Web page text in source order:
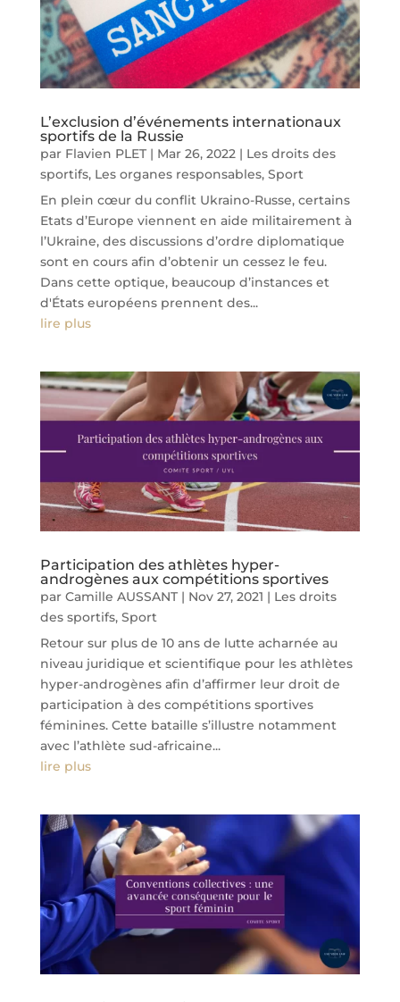
L’exclusion d’événements internationaux
sportifs de la Russie
par Flavien PLET| Mar 26, 2022| Les droits des
sportifs, Les organes responsables, Sport
En plein cœur du conflit Ukraino-Russe, certains
Etats d’Europe viennent en aide militairement à
l’Ukraine, des discussions d’ordre diplomatique
sont en cours afin d’obtenir un cessez le feu.
Dans cette optique, beaucoup d’instances et
d'États européens prennent des...
lire plus
Participation des athlètes hyper-
androgènes aux compétitions sportives
par Camille AUSSANT| Nov 27, 2021 | Les droits
des sportifs, Sport
Retour sur plus de 10 ans de lutte acharnée au
niveau juridique et scientifique pour les athlètes
hyper-androgènes afin d’affirmer leur droit de
participation à des compétitions sportives
féminines. Cette bataille s’illustre notamment
avec l’athlète sud-africaine...
lire plus